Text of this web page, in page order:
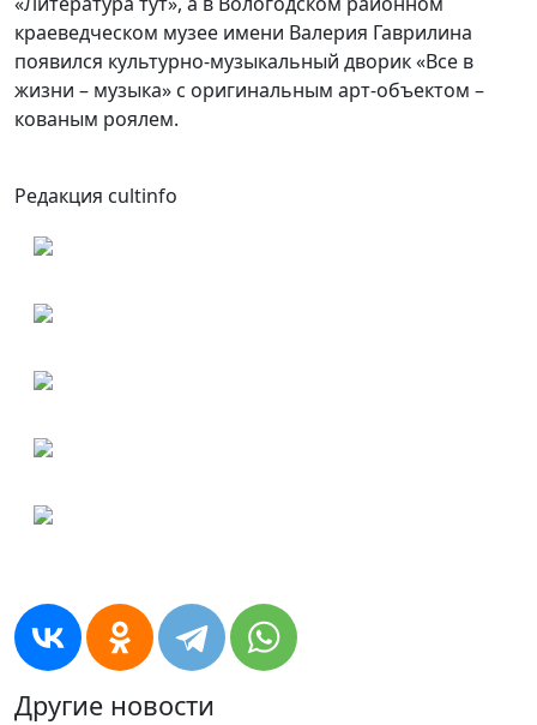
краеведческом музее имени Валерия Гаврилина
появился культурно-музыкальный дворик «Все в
жизни – музыка» с оригинальным арт-объектом –
кованым роялем.
Редакция cultinfo
Другие новости